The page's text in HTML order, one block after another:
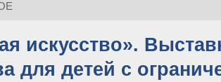
искусство».
для детей с